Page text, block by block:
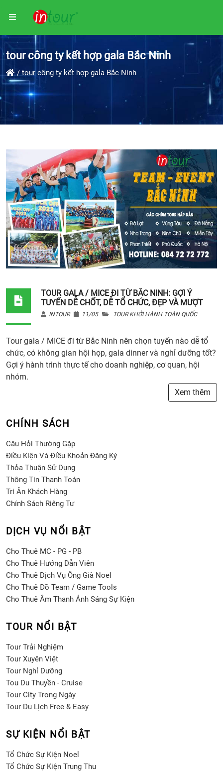
tour công ty kết hợp gala Bắc Ninh
tour công ty kết hợp gala Bắc Ninh
TOUR GALA / MICE ĐI TỪ BẮC NINH: GỢI Ý
TUYẾN DỄ CHỐT, DỄ TỔ CHỨC, ĐẸP VÀ MƯỢT
INTOUR 11/05 TOUR KHỞI HÀNH TOÀN QUỐC
Tour gala / MICE đi từ Bắc Ninh nên chọn tuyến nào dễ tổ
chức, có không gian hội họp, gala dinner và nghỉ dưỡng tốt?
Gợi ý hành trình thực tế cho doanh nghiệp, cơ quan, hội
nhóm.
Xem thêm
CHÍNH SÁCH
Câu Hỏi Thường Gặp
Điều Kiện Và Điều Khoản Đăng Ký
Thỏa Thuận Sử Dụng
Thông Tin Thanh Toán
Tri Ân Khách Hàng
Chính Sách Riêng Tư
DỊCH VỤ NỔI BẬT
Cho Thuê MC - PG - PB
Cho Thuê Hướng Dẫn Viên
Cho Thuê Dịch Vụ Ông Già Noel
Cho Thuê Đồ Team / Game Tools
Cho Thuê Âm Thanh Ánh Sáng Sự Kiện
TOUR NỔI BẬT
Tour Trải Nghiệm
Tour Xuyên Việt
Tour Nghỉ Dưỡng
Tou Du Thuyền - Cruise
Tour City Trong Ngày
Tour Du Lịch Free & Easy
SỰ KIỆN NỔI BẬT
Tổ Chức Sự Kiện Noel
Tổ Chức Sự Kiện Trung Thu